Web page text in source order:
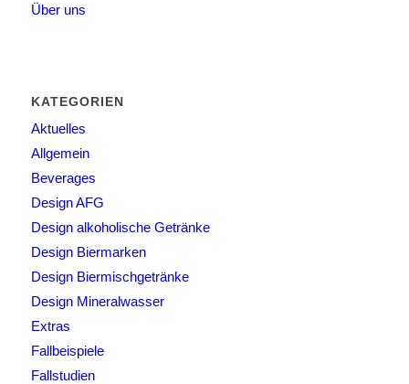
Über uns
KATEGORIEN
Aktuelles
Allgemein
Beverages
Design AFG
Design alkoholische Getränke
Design Biermarken
Design Biermischgetränke
Design Mineralwasser
Extras
Fallbeispiele
Fallstudien